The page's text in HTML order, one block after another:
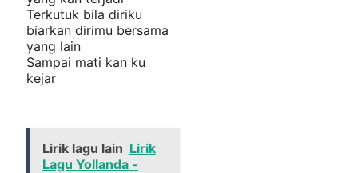
Terkutuk bila diriku
biarkan dirimu bersama
yang lain
Sampai mati kan ku
kejar
Lirik lagu lain Lirik
Lagu Yollanda -